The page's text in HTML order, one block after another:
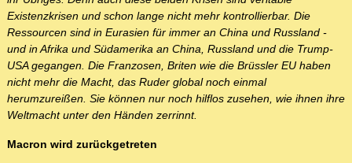
Existenzkrisen und schon lange nicht mehr kontrollierbar. Die
Ressourcen sind in Eurasien für immer an China und Russland -
und in Afrika und Südamerika an China, Russland und die Trump-
USA gegangen. Die Franzosen, Briten wie die Brüssler EU haben
nicht mehr die Macht, das Ruder global noch einmal
herumzureißen. Sie können nur noch hilflos zusehen, wie ihnen ihre
Weltmacht unter den Händen zerrinnt.
Macron wird zurückgetreten